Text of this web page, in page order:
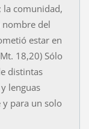
la comunidad,
nombre del
estar en
18,20) Sólo
distintas
lenguas
para un solo